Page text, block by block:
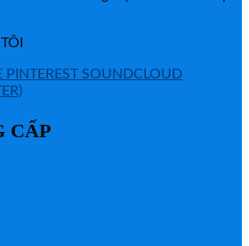
PINTERESTSOUNDCLOUD
CẤP